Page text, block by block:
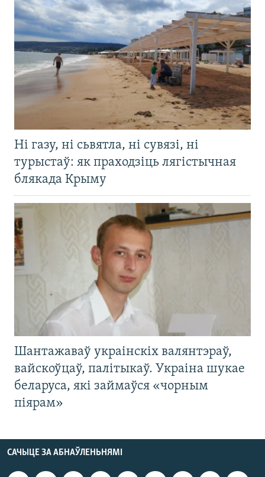
Ні газу, ні сьвятла, ні сувязі, ні
турыстаў: як праходзіць лягістычная
блякада Крыму
Шантажаваў украінскіх валянтэраў,
вайскоўцаў, палітыкаў. Украіна шукае
беларуса, які займаўся «чорным
піярам»
САЧЫЦЕ ЗА АБНАЎЛЕНЬНЯМІ